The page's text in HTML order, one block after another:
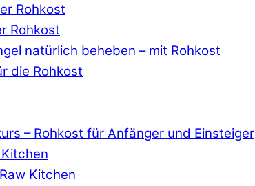
Rohkost
Rohkost
natürlich beheben – mit Rohkost
die Rohkost
– Rohkost für Anfänger und Einsteiger
Kitchen